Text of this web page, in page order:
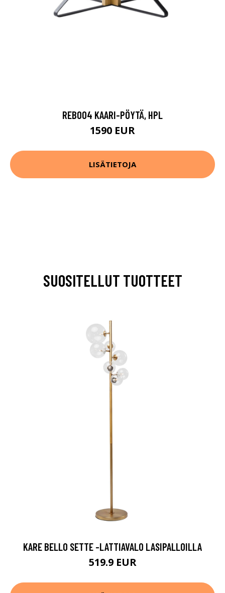
REB004 KAARI-PÖYTÄ, HPL
1590 EUR
LISÄTIETOJA
SUOSITELLUT TUOTTEET
KARE BELLO SETTE -LATTIAVALO LASIPALLOILLA
519.9 EUR